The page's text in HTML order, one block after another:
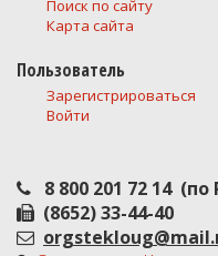
Поиск по сайту
Карта сайта
Пользователь
Зарегистрироваться
Войти
8 800 201 72 14 (по
(8652) 33-44-40